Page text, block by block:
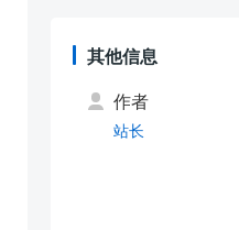
其他信息
作者
站长